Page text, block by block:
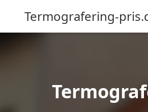
Termografering-